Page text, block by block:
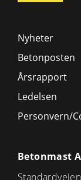
Nyheter
Betonposten
Årsrapport
Ledelsen
Personvern/
Betonmast